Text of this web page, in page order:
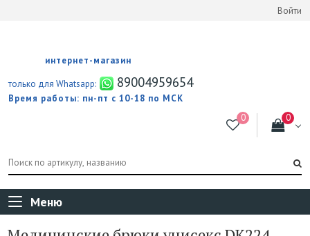
Войти
интернет-магазин
только для Whatsapp:
89004959654
Время работы: пн-пт с 10-18 по МСК
Меню